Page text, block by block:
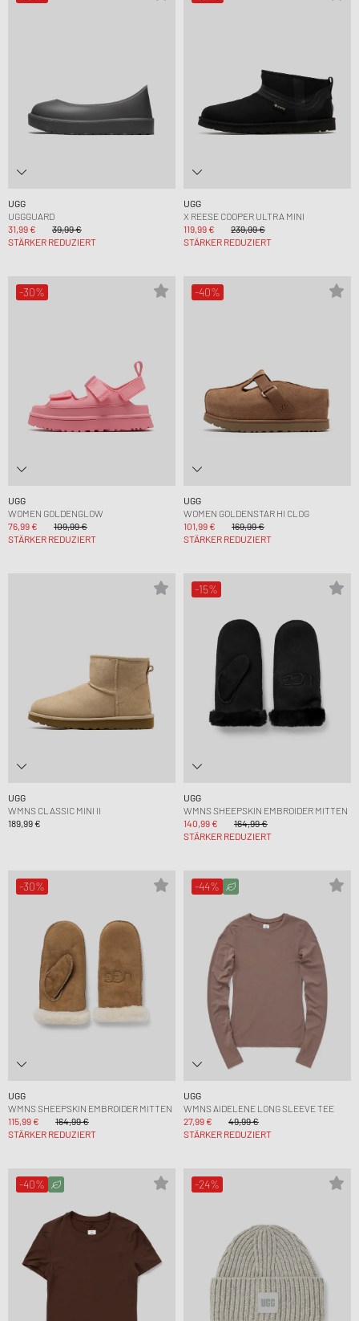
UGG
UGGGUARD
31,99 €
39,99 €
STÄRKER REDUZIERT
UGG
X REESE COOPER ULTRA MINI
119,99 €
239,99 €
STÄRKER REDUZIERT
-30%
UGG
WOMEN GOLDENGLOW
76,99 €
109,99 €
STÄRKER REDUZIERT
-40%
UGG
WOMEN GOLDENSTAR HI CLOG
101,99 €
169,99 €
STÄRKER REDUZIERT
UGG
WMNS CLASSIC MINI II
189,99 €
-15%
UGG
WMNS SHEEPSKIN EMBROIDER MITTEN
140,99 €
164,99 €
STÄRKER REDUZIERT
-30%
UGG
WMNS SHEEPSKIN EMBROIDER MITTEN
115,99 €
164,99 €
STÄRKER REDUZIERT
-44%
UGG
WMNS AIDELENE LONG SLEEVE TEE
27,99 €
49,99 €
STÄRKER REDUZIERT
-40% -24%